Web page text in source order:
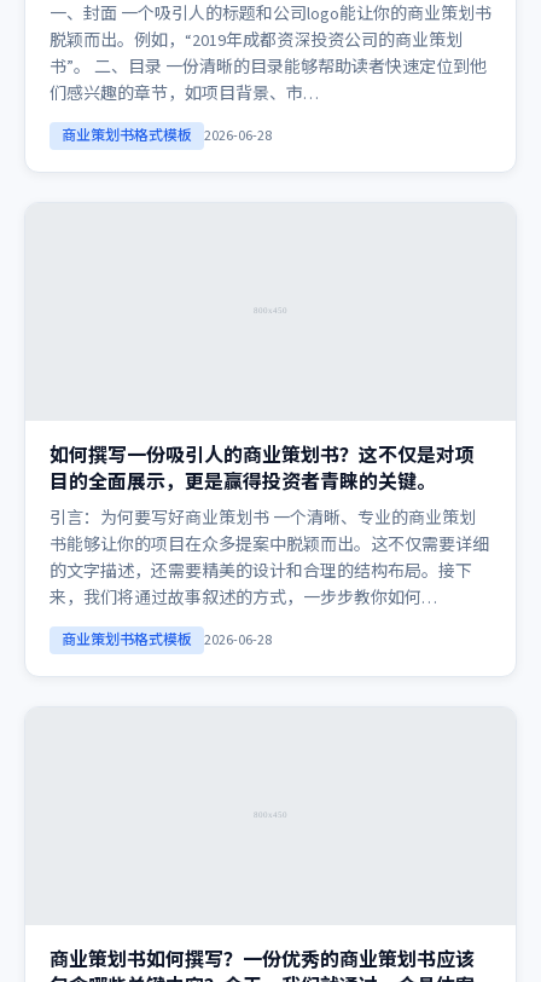
一、封面 一个吸引人的标题和公司logo能让你的商业策划书
脱颖而出。例如，“2019年成都资深投资公司的商业策划
书”。 二、目录 一份清晰的目录能够帮助读者快速定位到他
们感兴趣的章节，如项目背景、市…
商业策划书格式模板 2026-06-28
如何撰写一份吸引人的商业策划书？这不仅是对项
目的全面展示，更是赢得投资者青睐的关键。
引言：为何要写好商业策划书 一个清晰、专业的商业策划
书能够让你的项目在众多提案中脱颖而出。这不仅需要详细
的文字描述，还需要精美的设计和合理的结构布局。接下
来，我们将通过故事叙述的方式，一步步教你如何…
商业策划书格式模板 2026-06-28
商业策划书如何撰写？一份优秀的商业策划书应该